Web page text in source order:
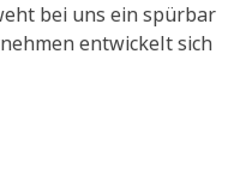
bei uns ein spürbar
entwickelt sich